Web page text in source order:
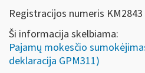
Registracijos numeris KM2843
Ši informacija skelbiama:
Pajamų mokesčio
deklaracija GPM311)